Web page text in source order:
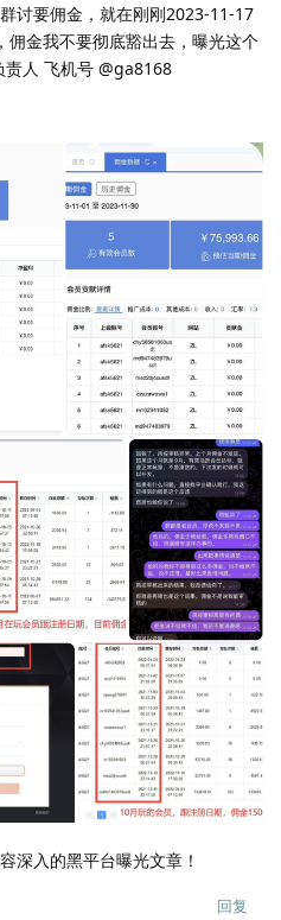
讨要佣金，就在刚刚2023-11-17
佣金我不要彻底豁出去，曝光这个
责人 飞机号 @ga8168
深入的黑平台曝光文章！
回复